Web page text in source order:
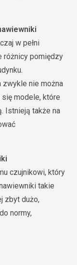
w pełni
różnicy pomiędzy
zwykle nie można
modele, które
Istnieją także na
czujnikowi, który
takie
zbyt dużo,
normy,